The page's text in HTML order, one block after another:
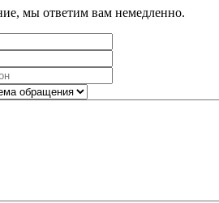
мы ответим вам немедленно.